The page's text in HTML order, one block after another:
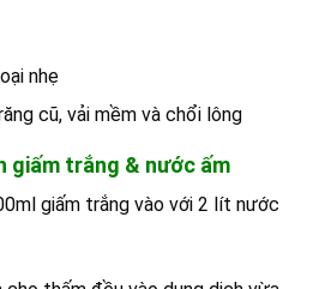
nhẹ
cũ, vải mềm và chổi lông
giấm trắng & nước ấm
giấm trắng vào với 2 lít nước